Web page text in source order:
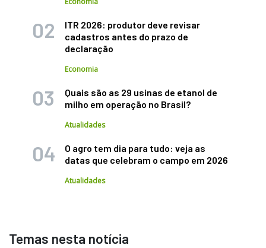
ITR 2026: produtor deve revisar
cadastros antes do prazo de
declaração
Economia
Quais são as 29 usinas de etanol de
milho em operação no Brasil?
Atualidades
O agro tem dia para tudo: veja as
datas que celebram o campo em 2026
Atualidades
Temas nesta notícia